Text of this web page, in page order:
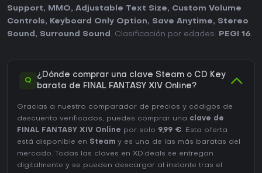
Support, MMO, Adjustable Text Size, Custom Volume
Controls, Keyboard Only Option, Save Anytime, Stereo
Sound , Surround Sound . Clasificación por edades: PEGI 16.
Q
¿Dónde comprar una clave Steam o CD Key
barata de FINAL FANTASY XIV Online?
Gracias a nuestro comparador de precios y códigos de
descuento verificados, puedes comprar una clave de
FINAL FANTASY XIV Online por solo 9,99 €. Esta oferta
está disponible en Steam y es una de las más baratas del
mercado. Todas las claves en XD.deals se entregan
digitalmente y se pueden descargar al instante tras el